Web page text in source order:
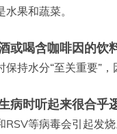
果和蔬菜。
或喝含咖啡因的饮
持水分“至关重要”
病时听起来很合乎
RSV等病毒会引起发